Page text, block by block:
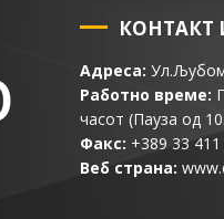
Адреса:
Работно време:
часот (Пауза од
Факс: +389 33 411
Веб страна: